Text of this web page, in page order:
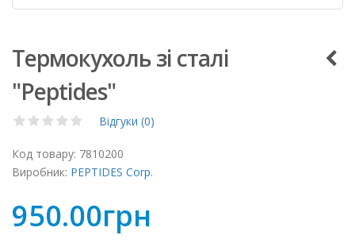
Термокухоль зі сталі
"Peptides"
Відгуки (0)
Код товару: 7810200
Виробник: PEPTIDES Corp.
950.00грн